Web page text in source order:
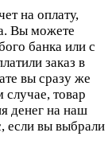
на оплату,
Вы можете
банка или с
заказ в
вы сразу же
случае, товар
денег на наш
если вы выбрали